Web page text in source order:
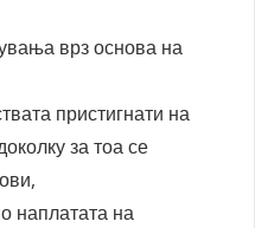
врз основа на
пристигнати на
за тоа се
наплатата на